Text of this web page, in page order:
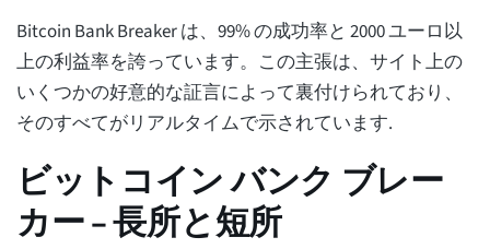
Bitcoin Bank Breaker は、99% の成功率と 2000 ユーロ以
上の利益率を誇っています。この主張は、サイト上の
いくつかの好意的な証言によって裏付けられており、
そのすべてがリアルタイムで示されています.
ビットコイン バンク ブレー
カー – 長所と短所